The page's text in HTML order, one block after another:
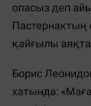
опасыз деп
Пастернактың
қайғылы
Борис
хатында: